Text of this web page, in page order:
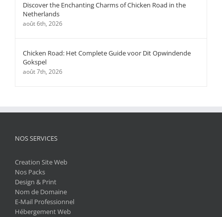
Discover the Enchanting Charms of Chicken Road in the
Netherlands
août 6th, 2026
Chicken Road: Het Complete Guide voor Dit Opwindende
Gokspel
août 7th, 2026
NOS SERVICES
Creation Site Web
Nos Packs
Design & Print
Nom de Domaine
E-Mail Professionnel
Hébergement Web